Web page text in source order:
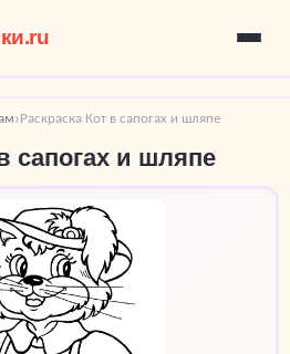
›Раскраска Кот в сапогах и шляпе
сапогах и шляпе